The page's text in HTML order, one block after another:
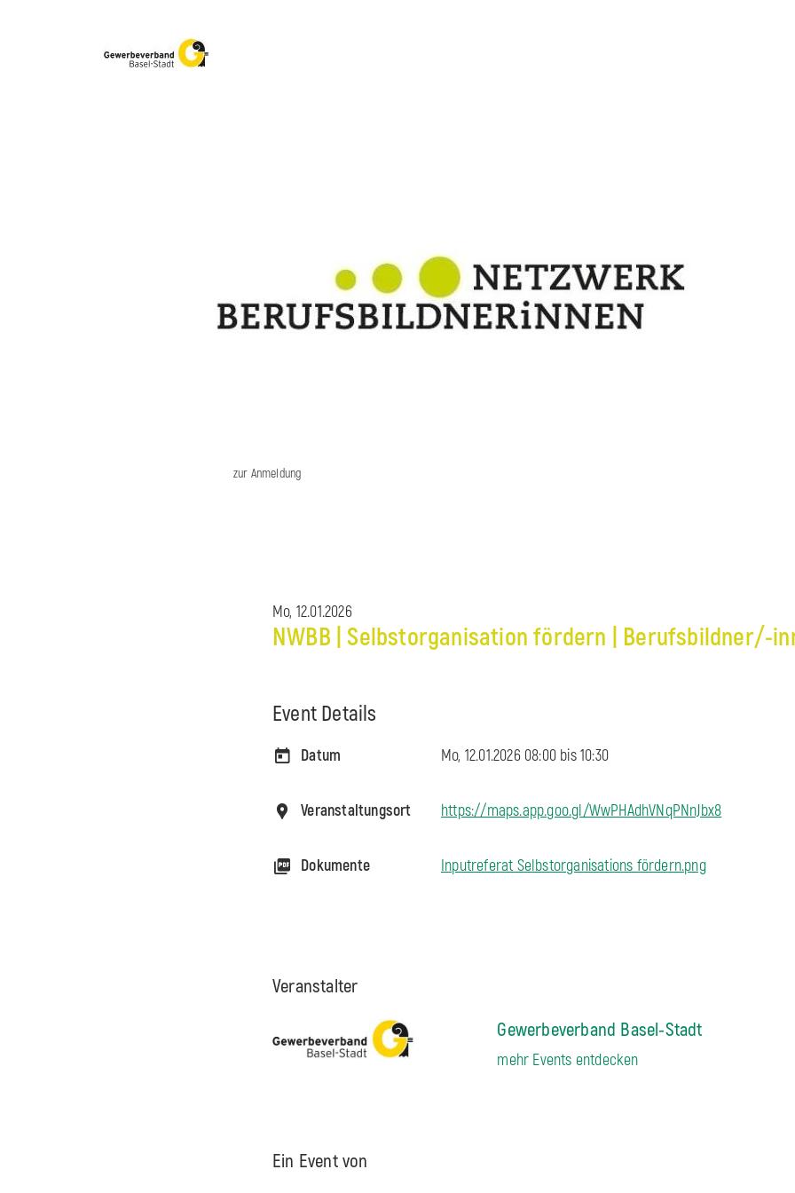
zur Anmeldung
Mo, 12.01.2026
NWBB | Selbstorganisation fördern | Berufsbildner/-
Event Details
Datum Mo, 12.01.2026 08:00 bis10:30
Veranstaltungsort https://maps.app.goo.gl/WwPHAdhVNqPNnJbx8
Dokumente Inputreferat Selbstorganisations fördern.png
Veranstalter
Gewerbeverband Basel-Stadt
mehr Events entdecken
Ein Event von